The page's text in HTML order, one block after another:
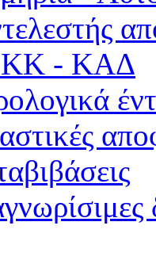
- ΚΑΔ